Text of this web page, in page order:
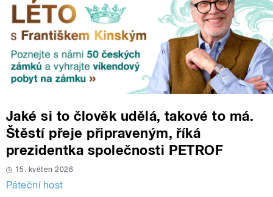
Jaké si to člověk udělá, takové to má.
Štěstí přeje připraveným, říká
prezidentka společnosti PETROF
15. květen 2026
Páteční host